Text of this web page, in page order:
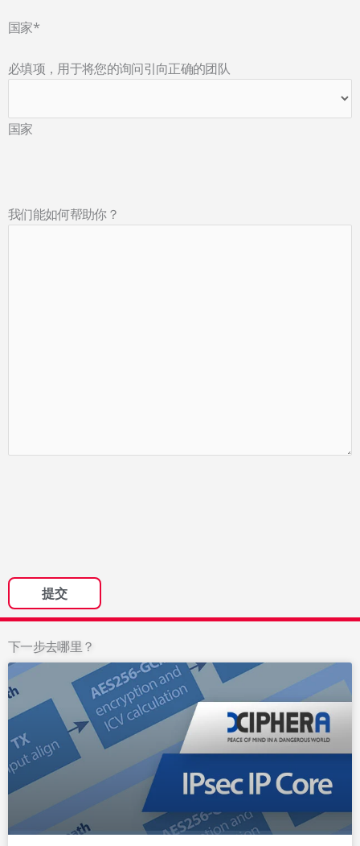
国家*
必填项，用于将您的询问引向正确的团队
国家
我们能如何帮助你？
下一步去哪里？